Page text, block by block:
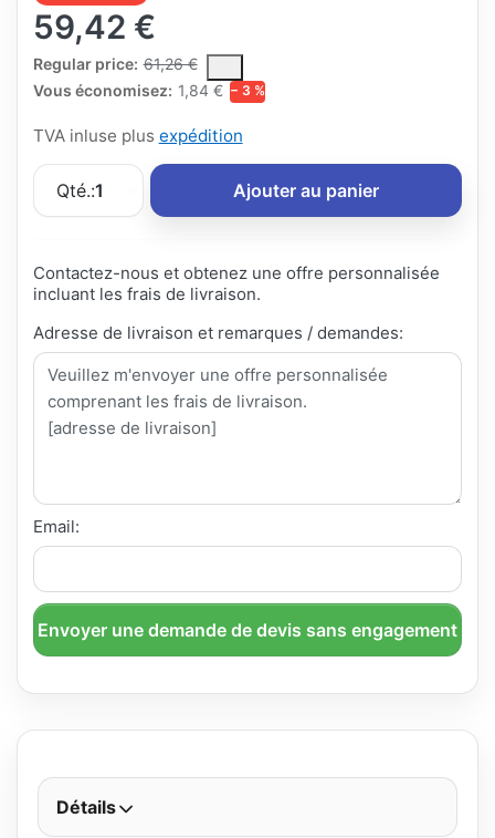
59,42 €
Regular price: 61,26 €
The Regular Price is the median selling price paid by
Vous économisez: 1,84 € − 3 %
TVA inluse plus expédition
Qté.:1 Ajouter au panier
Contactez-nous et obtenez une offre personnalisée
incluant les frais de livraison.
Adresse de livraison et remarques / demandes:
Email:
Envoyer une demande de devis sans engagement
Détails